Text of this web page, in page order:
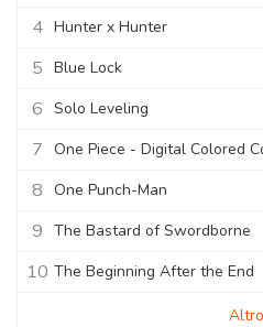
4 Hunter x Hunter
5 Blue Lock
6 Solo Leveling
7 One Piece - Digital Colored
8 One Punch-Man
9 The Bastard of Swordborne
10 The Beginning After the End
Altro